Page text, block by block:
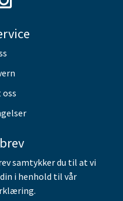
samtykker du til at vi
i henhold til vår